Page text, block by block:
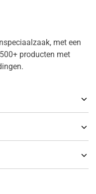
met een
producten met